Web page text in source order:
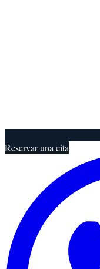
Reservar una cita